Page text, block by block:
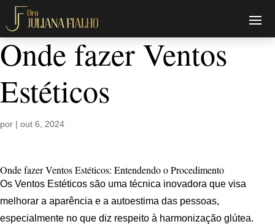
Onde fazer Ventos
Estéticos
por | out 6, 2024
Onde fazer Ventos Estéticos: Entendendo o Procedimento
Os Ventos Estéticos são uma técnica inovadora que visa
melhorar a aparência e a autoestima das pessoas,
especialmente no que diz respeito à harmonização glútea.